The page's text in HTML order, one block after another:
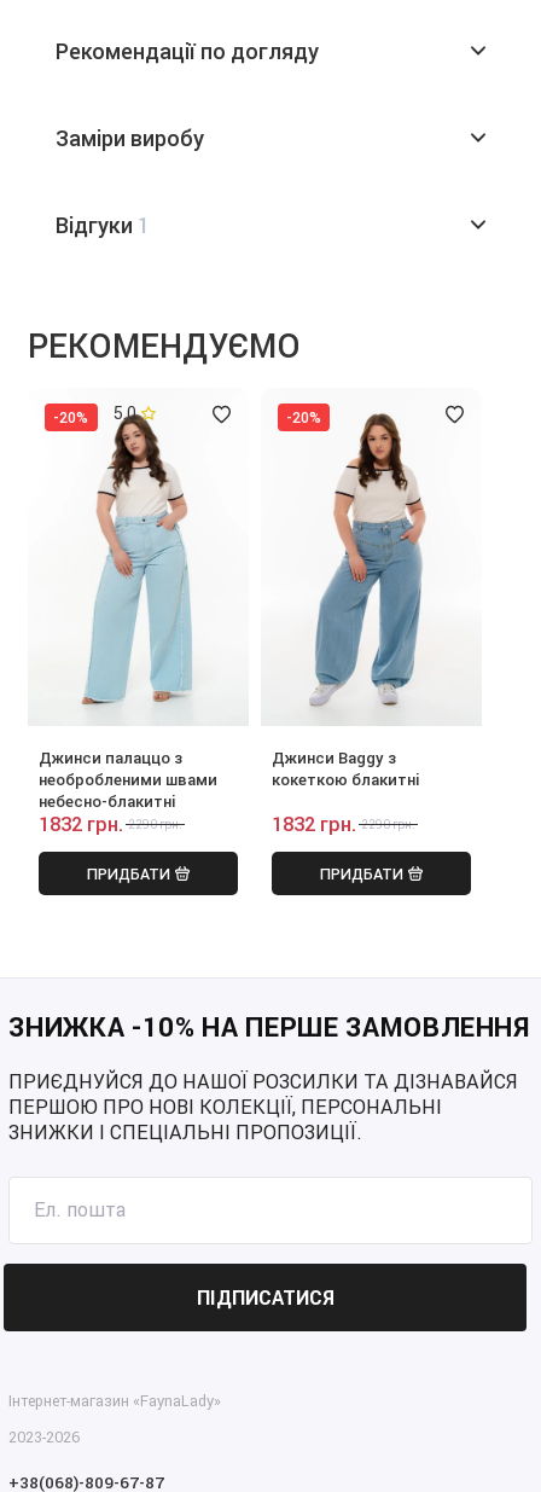
Рекомендації по догляду
Заміри виробу
Відгуки 1
РЕКОМЕНДУЄМО
-20% 5.0
Джинси палаццо з
необробленими швами
небесно-блакитні
1832 грн. 2290 грн.
ПРИДБАТИ
-20%
Джинси Baggy з
кокеткою блакитні
1832 грн. 2290 грн.
ПРИДБАТИ
ЗНИЖКА -10% НА ПЕРШЕ ЗАМОВЛЕННЯ
ПРИЄДНУЙСЯ ДО НАШОЇ РОЗСИЛКИ ТА ДІЗНАВАЙСЯ
ПЕРШОЮ ПРО НОВІ КОЛЕКЦІЇ, ПЕРСОНАЛЬНІ
ЗНИЖКИ І СПЕЦІАЛЬНІ ПРОПОЗИЦІЇ.
ПІДПИСАТИСЯ
Інтернет-магазин «FaynaLady»
2023-2026
+38(068)-809-67-87